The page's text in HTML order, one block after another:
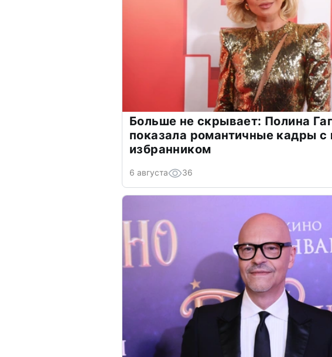
Больше не скрывает: Полина
показала романтичные кадры
избранником
6 августа 36